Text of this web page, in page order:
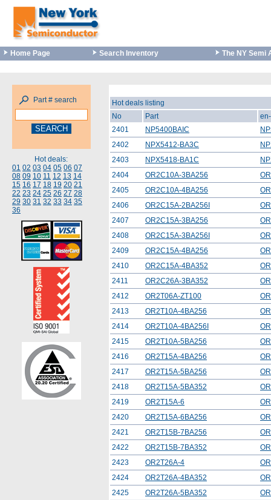
Home Page Search Inventory The NY Semi
Part # search
Hot deals:
01 02 03 04 05 06 07
08 09 10 11 12 13 14
15 16 17 18 19 20 21
22 23 24 25 26 27 28
29 30 31 32 33 34 35
36
Hot deals listing
No
Part
2401
NP5400BAIC
2402
NPX5412-BA3C
2403
NPX5418-BA1C
2404
OR2C10A-3BA256
2405
OR2C10A-4BA256
2406
OR2C15A-2BA256I
2407
OR2C15A-3BA256
2408
OR2C15A-3BA256I
2409
OR2C15A-4BA256
2410
OR2C15A-4BA352
2411
OR2C26A-3BA352
2412
OR2T06A-ZT100
2413
OR2T10A-4BA256
2414
OR2T10A-4BA256I
2415
OR2T10A-5BA256
2416
OR2T15A-4BA256
2417
OR2T15A-5BA256
2418
OR2T15A-5BA352
2419
OR2T15A-6
2420
OR2T15A-6BA256
2421
OR2T15B-7BA256
2422
OR2T15B-7BA352
2423
OR2T26A-4
2424
OR2T26A-4BA352
2425
OR2T26A-5BA352